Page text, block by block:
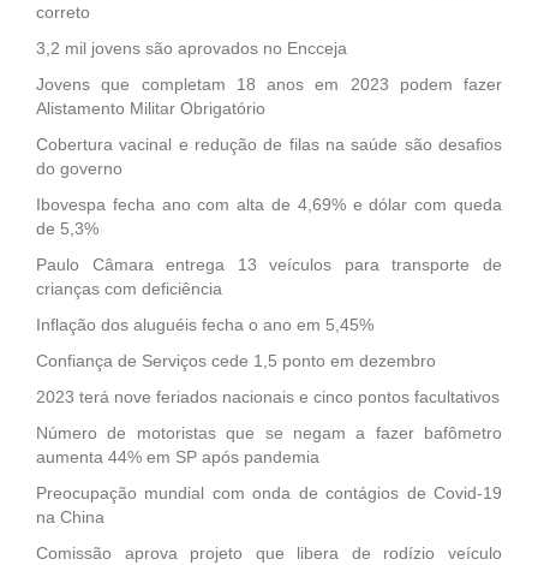
correto
3,2 mil jovens são aprovados no Encceja
Jovens que completam 18 anos em 2023 podem fazer
Alistamento Militar Obrigatório
Cobertura vacinal e redução de filas na saúde são desafios
do governo
Ibovespa fecha ano com alta de 4,69% e dólar com queda
de 5,3%
Paulo Câmara entrega 13 veículos para transporte de
crianças com deficiência
Inflação dos aluguéis fecha o ano em 5,45%
Confiança de Serviços cede 1,5 ponto em dezembro
2023 terá nove feriados nacionais e cinco pontos facultativos
Número de motoristas que se negam a fazer bafômetro
aumenta 44% em SP após pandemia
Preocupação mundial com onda de contágios de Covid-19
na China
Comissão aprova projeto que libera de rodízio veículo